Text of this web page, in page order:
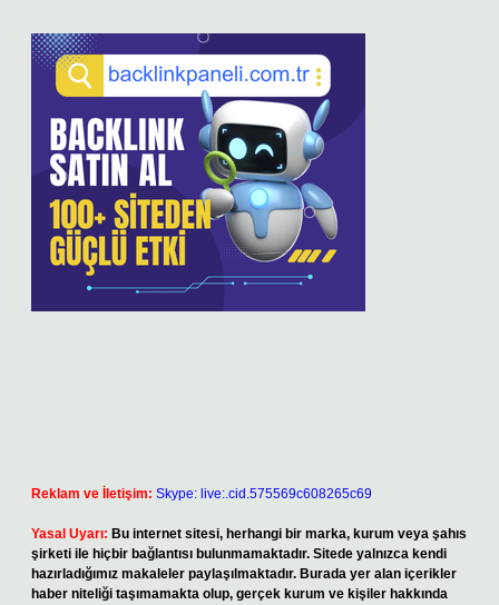
Reklam ve İletişim: Skype: live:.cid.575569c608265c69
Yasal Uyarı: Bu internet sitesi, herhangi bir marka, kurum veya şahıs
şirketi ile hiçbir bağlantısı bulunmamaktadır. Sitede yalnızca kendi
hazırladığımız makaleler paylaşılmaktadır. Burada yer alan içerikler
haber niteliği taşımamakta olup, gerçek kurum ve kişiler hakkında